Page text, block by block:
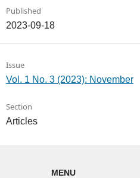
Published
2023-09-18
Issue
Vol. 1 No. 3 (2023): November
Section
Articles
MENU